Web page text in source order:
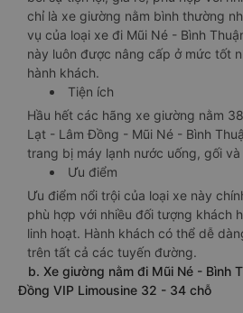
chỉ là xe giường nằm bình thường
vụ của loại xe đi Mũi Né - Bình
này luôn được nâng cấp ở mức tốt
hành khách.
Tiện ích
Hầu hết các hãng xe giường nằm
Lạt - Lâm Đồng - Mũi Né - Bình
trang bị máy lạnh nước uống, gối
Ưu điểm
Ưu điểm nổi trội của loại xe này
phù hợp với nhiều đối tượng khách
linh hoạt. Hành khách có thể dễ
trên tất cả các tuyến đường.
b. Xe giường nằm đi Mũi Né - Bình
Đồng VIP Limousine 32 - 34 chỗ